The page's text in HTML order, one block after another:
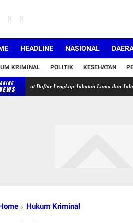
HEADLINE NASIONAL
KRIMINAL POLITIK KESEHATAN
Daftar Lengkap Jabatan Lama dan Jabatan Baru
Hukum Kriminal